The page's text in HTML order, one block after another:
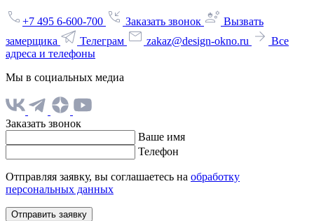
+7 495 6-600-700 Заказать звонок
Вызвать
замерщика
Телеграм zakaz@design-okno.ru
Все
адреса и телефоны
Мы в социальных медиа
Заказать звонок
Ваше имя
Телефон
Отправляя заявку, вы соглашаетесь на обработку
персональных данных
Отправить заявку